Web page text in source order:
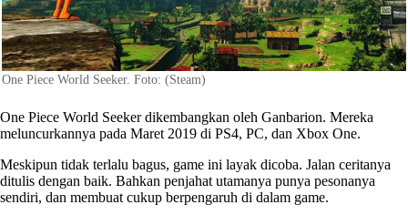
One Piece World Seeker. Foto: (Steam)
One Piece World Seeker dikembangkan oleh Ganbarion. Mereka
meluncurkannya pada Maret 2019 di PS4, PC, dan Xbox One.
Meskipun tidak terlalu bagus, game ini layak dicoba. Jalan ceritanya
ditulis dengan baik. Bahkan penjahat utamanya punya pesonanya
sendiri, dan membuat cukup berpengaruh di dalam game.